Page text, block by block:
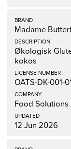
Madame
Økologisk
kokos
OATS-DK-001-
Food Solutions
12 Jun 2026